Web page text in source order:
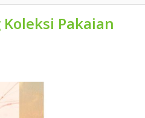
Pakaian